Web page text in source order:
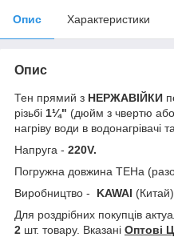
Опис Характеристики
Опис
Тен прямий з НЕРЖАВІЙКИ
різьбі 1¼" (дюйм з чвертю
нагріву води в водонагрівачі
Напруга - 220V.
Погружна довжина ТЕНа
Виробництво - KAWAI
Для роздрібних покупців
2 шт. товару. Вказані Оптові